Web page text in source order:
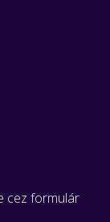
cez formulár